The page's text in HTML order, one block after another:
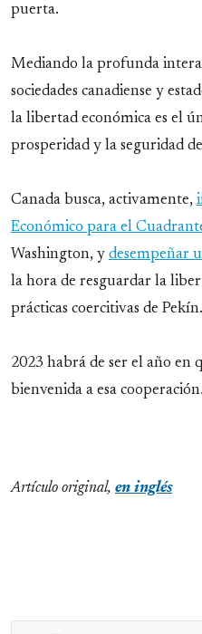
puerta.
Mediando la profunda
sociedades canadiense y
la libertad económica es el
prosperidad y la seguridad
Canada busca, activamente,
Económico para el
Washington, y desempeñar
la hora de resguardar la
prácticas coercitivas de Pekín.
2023 habrá de ser el año en
bienvenida a esa cooperación.
Artículo original, en inglés